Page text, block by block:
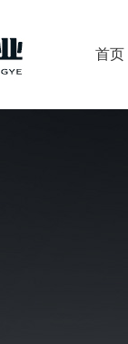
首页